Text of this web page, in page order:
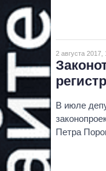
2 августа 2017,
В июле
Петра